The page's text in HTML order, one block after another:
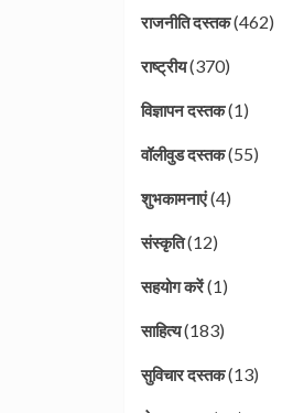
राजनीति दस्तक(462)
राष्ट्रीय(370)
विज्ञापन दस्तक(1)
वॉलीवुड दस्तक(55)
शुभकामनाएं(4)
संस्कृति(12)
सहयोग करें(1)
साहित्य(183)
सुविचार दस्तक(13)